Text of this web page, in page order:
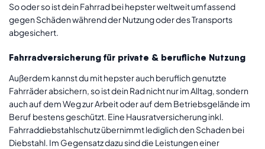
So oder so ist dein Fahrrad bei hepster weltweit umfassend
gegen Schäden während der Nutzung oder des Transports
abgesichert.
Fahrradversicherung für private & berufliche Nutzung
Außerdem kannst du mit hepster auch beruflich genutzte
Fahrräder absichern, so ist dein Rad nicht nur im Alltag, sondern
auch auf dem Weg zur Arbeit oder auf dem Betriebsgelände im
Beruf bestens geschützt. Eine Hausratversicherung inkl.
Fahrraddiebstahlschutz übernimmt lediglich den Schaden bei
Diebstahl. Im Gegensatz dazu sind die Leistungen einer